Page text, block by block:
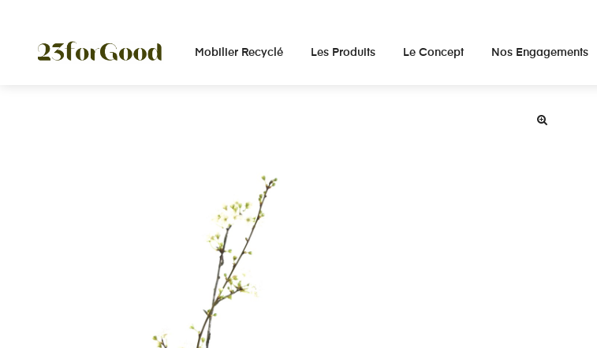
Mobilier Recyclé Les Produits Le Concept Nos Engagements